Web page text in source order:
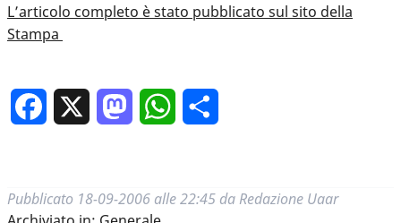
L’articolo completo è stato pubblicato sul sito della
Stampa
Facebook MastodonWhatsApp
Pubblicato 18-09-2006 alle 22:45 da Redazione Uaar